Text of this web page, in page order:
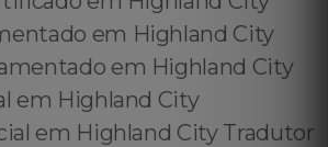
em Highland City
em Highland City
em Highland City
em Highland City Tradutor